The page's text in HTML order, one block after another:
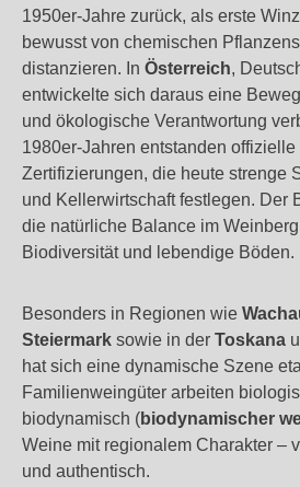
1950er‑Jahre zurück, als erste
bewusst von chemischen
distanzieren. In Österreich,
entwickelte sich daraus eine
und ökologische Verantwortung
1980er‑Jahren entstanden
Zertifizierungen, die heute strenge
und Kellerwirtschaft festlegen. Der
die natürliche Balance im
Biodiversität und lebendige Böden.
Besonders in Regionen wie
Steiermark sowie in der Toskana
hat sich eine dynamische Szene
Familienweingüter arbeiten
biodynamisch (biodynamischer
Weine mit regionalem Charakter –
und authentisch.